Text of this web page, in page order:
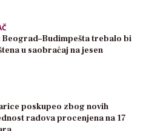
trebalo bi
u saobraćaj na jesen
poskupeo zbog novih
radova procenjena na 17